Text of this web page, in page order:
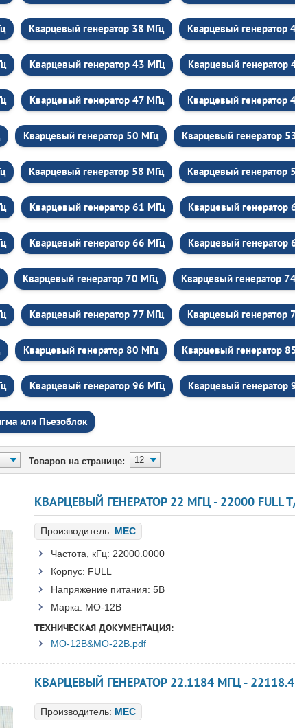
Кварцевый генератор 38 МГц Кварцевый генератор
Кварцевый генератор 43 МГц Кварцевый генератор
Кварцевый генератор 47 МГц Кварцевый генератор
Кварцевый генератор 50 МГц Кварцевый генератор
Кварцевый генератор 58 МГц Кварцевый генератор
Кварцевый генератор 61 МГц Кварцевый генератор
Кварцевый генератор 66 МГц Кварцевый генератор
Кварцевый генератор 70 МГц Кварцевый генератор
Кварцевый генератор 77 МГц Кварцевый генератор
Кварцевый генератор 80 МГц Кварцевый генератор
Кварцевый генератор 96 МГц Кварцевый генератор
или Пьезоблок
Товаров на странице:
КВАРЦЕВЫЙ ГЕНЕРАТОР 22 МГЦ - 22000 FULL
Производитель: MEC
Частота, кГц: 22000.0000
Корпус: FULL
Напряжение питания: 5В
Марка: MO-12B
ТЕХНИЧЕСКАЯ ДОКУМЕНТАЦИЯ:
MO-12B&MO-22B.pdf
КВАРЦЕВЫЙ ГЕНЕРАТОР 22.1184 МГЦ - 22118.4
Производитель: MEC